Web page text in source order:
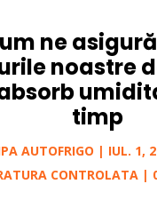
ne
noastre
timp
AUTOFRIGO | IUL. 1,
CONTROLATA|